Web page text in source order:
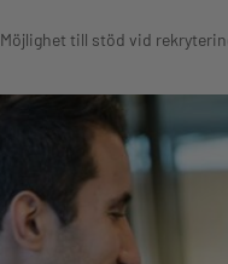
Möjlighet till stöd vid